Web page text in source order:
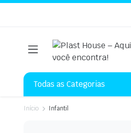
Todas as Categorias
Início Infantil